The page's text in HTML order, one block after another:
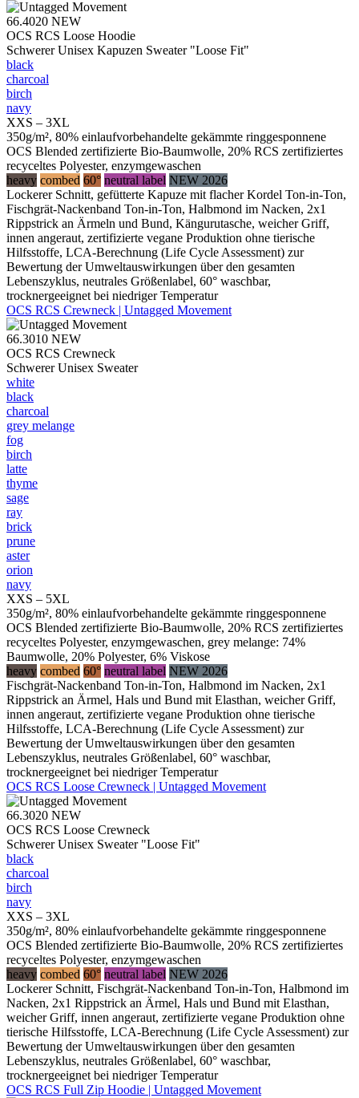
66.4020 NEW
OCS RCS Loose Hoodie
Schwerer Unisex Kapuzen Sweater "Loose Fit"
black
charcoal
birch
navy
XXS – 3XL
350g/m², 80% einlaufvorbehandelte gekämmte ringgesponnene
OCS Blended zertifizierte Bio-Baumwolle, 20% RCS zertifiziertes
recyceltes Polyester, enzymgewaschen
heavy combed 60° neutral label NEW 2026
Lockerer Schnitt, gefütterte Kapuze mit flacher Kordel Ton-in-Ton,
Fischgrät-Nackenband Ton-in-Ton, Halbmond im Nacken, 2x1
Rippstrick an Ärmeln und Bund, Kängurutasche, weicher Griff,
innen angeraut, zertifizierte vegane Produktion ohne tierische
Hilfsstoffe, LCA-Berechnung (Life Cycle Assessment) zur
Bewertung der Umweltauswirkungen über den gesamten
Lebenszyklus, neutrales Größenlabel, 60° waschbar,
trocknergeeignet bei niedriger Temperatur
OCS RCS Crewneck | Untagged Movement
66.3010 NEW
OCS RCS Crewneck
Schwerer Unisex Sweater
white
black
charcoal
grey melange
fog
birch
latte
thyme
sage
ray
brick
prune
aster
orion
navy
XXS – 5XL
350g/m², 80% einlaufvorbehandelte gekämmte ringgesponnene
OCS Blended zertifizierte Bio-Baumwolle, 20% RCS zertifiziertes
recyceltes Polyester, enzymgewaschen, grey melange: 74%
Baumwolle, 20% Polyester, 6% Viskose
heavy combed 60° neutral label NEW 2026
Fischgrät-Nackenband Ton-in-Ton, Halbmond im Nacken, 2x1
Rippstrick an Ärmel, Hals und Bund mit Elasthan, weicher Griff,
innen angeraut, zertifizierte vegane Produktion ohne tierische
Hilfsstoffe, LCA-Berechnung (Life Cycle Assessment) zur
Bewertung der Umweltauswirkungen über den gesamten
Lebenszyklus, neutrales Größenlabel, 60° waschbar,
trocknergeeignet bei niedriger Temperatur
OCS RCS Loose Crewneck | Untagged Movement
66.3020 NEW
OCS RCS Loose Crewneck
Schwerer Unisex Sweater "Loose Fit"
black
charcoal
birch
navy
XXS – 3XL
350g/m², 80% einlaufvorbehandelte gekämmte ringgesponnene
OCS Blended zertifizierte Bio-Baumwolle, 20% RCS zertifiziertes
recyceltes Polyester, enzymgewaschen
heavy combed 60° neutral label NEW 2026
Lockerer Schnitt, Fischgrät-Nackenband Ton-in-Ton, Halbmond im
Nacken, 2x1 Rippstrick an Ärmel, Hals und Bund mit Elasthan,
weicher Griff, innen angeraut, zertifizierte vegane Produktion ohne
tierische Hilfsstoffe, LCA-Berechnung (Life Cycle Assessment) zur
Bewertung der Umweltauswirkungen über den gesamten
Lebenszyklus, neutrales Größenlabel, 60° waschbar,
trocknergeeignet bei niedriger Temperatur
OCS RCS Full Zip Hoodie | Untagged Movement